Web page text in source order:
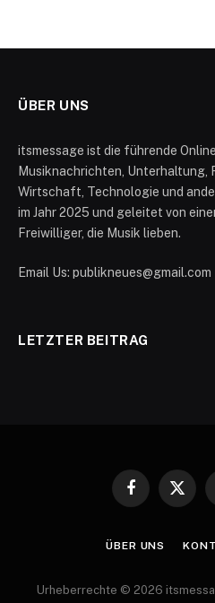
ÜBER UNS
itsmessage ist die führende
Musiknachrichten, Unterhaltung,
Wirtschaft, Technologie und
im Jahr 2025 und geleitet von
Freiwilliger, die Musik lieben.
Email Us: publikneues@gmail.com
LETZTER BEITRAG
Facebook
X
ÜBER UNS
Urheberrechte © 2026